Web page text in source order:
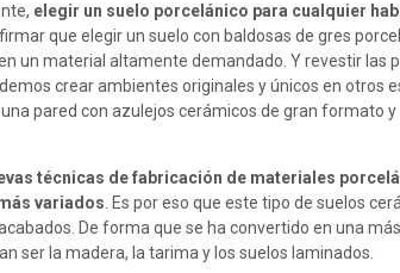
elegir un suelo porcelánico para cualquier
que elegir un suelo con baldosas de gres
un material altamente demandado. Y revestir las
crear ambientes originales y únicos en otros
pared con azulejos cerámicos de gran formato
técnicas de fabricación de materiales
variados . Es por eso que este tipo de suelos
De forma que se ha convertido en una
ser la madera, la tarima y los suelos laminados.